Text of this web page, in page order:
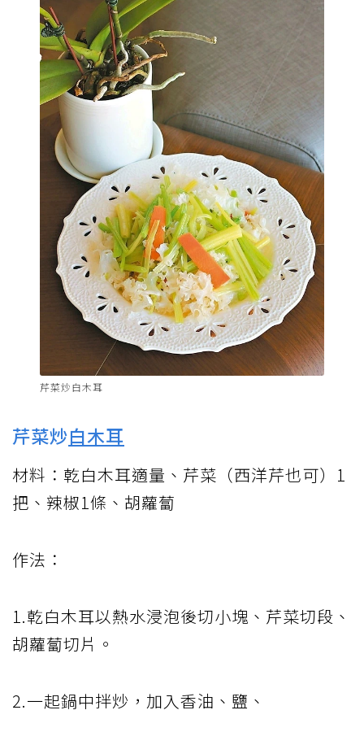
芹菜炒白木耳
芹菜炒白木耳
材料：乾白木耳適量、芹菜（西洋芹也可）1
把、辣椒1條、胡蘿蔔
作法：
1.乾白木耳以熱水浸泡後切小塊、芹菜切段、
胡蘿蔔切片。
2.一起鍋中拌炒，加入香油、鹽、